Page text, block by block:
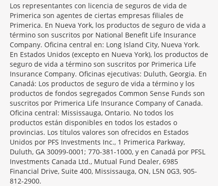
Morgage
Disclosures
Section
Los representantes con licencia de seguros de vida de
Primerica son agentes de ciertas empresas filiales de
Primerica. En Nueva York, los productos de seguro de vida a
término son suscritos por National Benefit Life Insurance
Company. Oficina central en: Long Island City, Nueva York.
En Estados Unidos (excepto en Nueva York), los productos de
seguro de vida a término son suscritos por Primerica Life
Insurance Company. Oficinas ejecutivas: Duluth, Georgia. En
Canadá: Los productos de seguro de vida a término y los
productos de fondos segregados Common Sense Funds son
suscritos por Primerica Life Insurance Company of Canada.
Oficina central: Mississauga, Ontario. No todos los
productos están disponibles en todos los estados o
provincias. Los títulos valores son ofrecidos en Estados
Unidos por PFS Investments Inc., 1 Primerica Parkway,
Duluth, GA 30099-0001; 770-381-1000, y en Canadá por PFSL
Investments Canada Ltd., Mutual Fund Dealer, 6985
Financial Drive, Suite 400, Mississauga, ON, L5N 0G3, 905-
812-2900.